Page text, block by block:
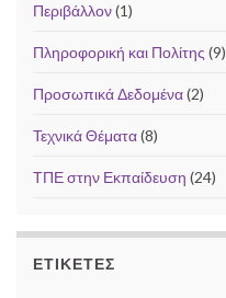
Περιβάλλον(1)
Πληροφορική και Πολίτης (9)
Προσωπικά Δεδομένα(2)
Τεχνικά Θέματα(8)
ΤΠΕ στην Εκπαίδευση (24)
ΕΤΙΚΈΤΕΣ